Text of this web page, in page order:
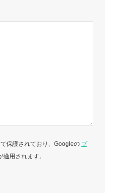
保護されており、Googleの プ
適用されます。